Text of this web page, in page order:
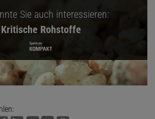
Sie auch interessieren:
Kritische Rohstoffe